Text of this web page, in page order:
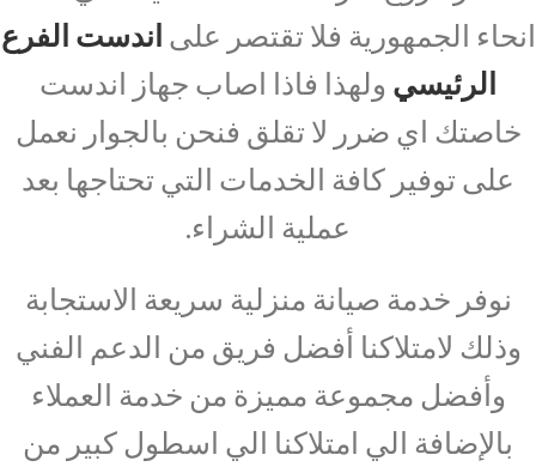
انحاء الجمهورية فلا تقتصر على اندست الفرع
الرئيسي ولهذا فاذا اصاب جهاز اندست
خاصتك اي ضرر لا تقلق فنحن بالجوار نعمل
على توفير كافة الخدمات التي تحتاجها بعد
عملية الشراء.
نوفر خدمة صيانة منزلية سريعة الاستجابة
وذلك لامتلاكنا أفضل فريق من الدعم الفني
وأفضل مجموعة مميزة من خدمة العملاء
بالإضافة الي امتلاكنا الي اسطول كبير من